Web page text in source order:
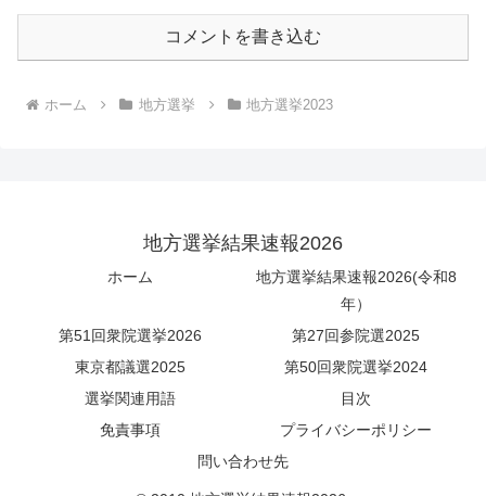
コメントを書き込む
ホーム 地方選挙 地方選挙2023
地方選挙結果速報2026
ホーム
地方選挙結果速報2026(令和8
年）
第51回衆院選挙2026
第27回参院選2025
東京都議選2025
第50回衆院選挙2024
選挙関連用語
目次
免責事項
プライバシーポリシー
問い合わせ先